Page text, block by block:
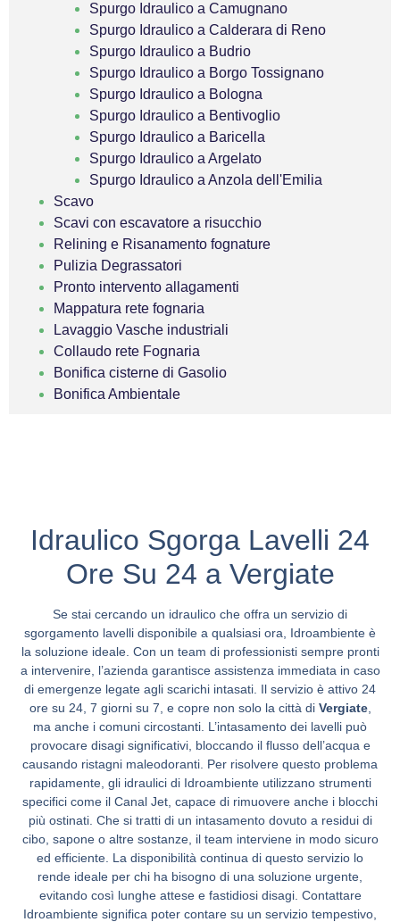
Spurgo Idraulico a Camugnano
Spurgo Idraulico a Calderara di Reno
Spurgo Idraulico a Budrio
Spurgo Idraulico a Borgo Tossignano
Spurgo Idraulico a Bologna
Spurgo Idraulico a Bentivoglio
Spurgo Idraulico a Baricella
Spurgo Idraulico a Argelato
Spurgo Idraulico a Anzola dell'Emilia
Scavo
Scavi con escavatore a risucchio
Relining e Risanamento fognature
Pulizia Degrassatori
Pronto intervento allagamenti
Mappatura rete fognaria
Lavaggio Vasche industriali
Collaudo rete Fognaria
Bonifica cisterne di Gasolio
Bonifica Ambientale
Idraulico Sgorga Lavelli 24
Ore Su 24 a Vergiate
Se stai cercando un idraulico che offra un servizio di
sgorgamento lavelli disponibile a qualsiasi ora, Idroambiente è
la soluzione ideale. Con un team di professionisti sempre pronti
a intervenire, l’azienda garantisce assistenza immediata in caso
di emergenze legate agli scarichi intasati. Il servizio è attivo 24
ore su 24, 7 giorni su 7, e copre non solo la città di Vergiate,
ma anche i comuni circostanti. L’intasamento dei lavelli può
provocare disagi significativi, bloccando il flusso dell’acqua e
causando ristagni maleodoranti. Per risolvere questo problema
rapidamente, gli idraulici di Idroambiente utilizzano strumenti
specifici come il Canal Jet, capace di rimuovere anche i blocchi
più ostinati. Che si tratti di un intasamento dovuto a residui di
cibo, sapone o altre sostanze, il team interviene in modo sicuro
ed efficiente. La disponibilità continua di questo servizio lo
rende ideale per chi ha bisogno di una soluzione urgente,
evitando così lunghe attese e fastidiosi disagi. Contattare
Idroambiente significa poter contare su un servizio tempestivo,